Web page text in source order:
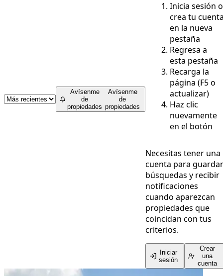
Avísenme
de
propiedades
Avísenme
de
propiedades
Inicia sesión o
crea tu
en la nueva
pestaña
Regresa a
esta pestaña
Recarga la
página (F5 o
actualizar)
Haz clic
nuevamente
en el botón
Necesitas tener una
cuenta para guardar
búsquedas y recibir
notificaciones
cuando aparezcan
propiedades que
coincidan con tus
criterios.
Iniciar
sesión
Crear
una
cuenta